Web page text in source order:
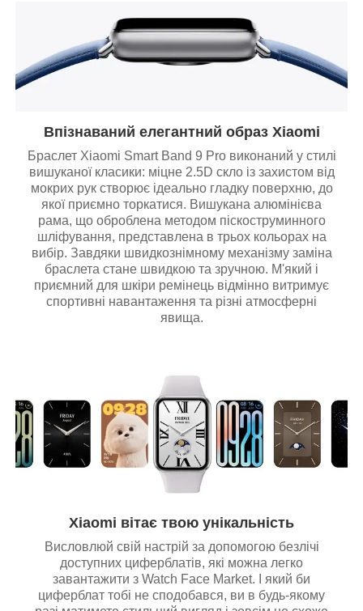
Впізнаваний елегантний образ Xiaomi
Браслет Xiaomi Smart Band 9 Pro виконаний у стилі
вишуканої класики: міцне 2.5D скло із захистом від
мокрих рук створює ідеально гладку поверхню, до
якої приємно торкатися. Вишукана алюмінієва
рама, що оброблена методом піскоструминного
шліфування, представлена в трьох кольорах на
вибір. Завдяки швидкознімному механізму заміна
браслета стане швидкою та зручною. М'який і
приємний для шкіри ремінець відмінно витримує
спортивні навантаження та різні атмосферні
явища.
Xiaomi вітає твою унікальність
Висловлюй свій настрій за допомогою безлічі
доступних циферблатів, які можна легко
завантажити з Watch Face Market. І який би
циферблат тобі не сподобався, ви в будь-якому